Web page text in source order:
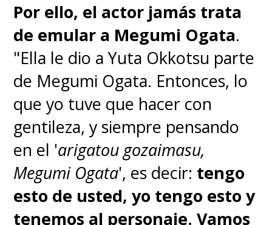
Por ello, el actor jamás trata
de emular a Megumi Ogata.
"Ella le dio a Yuta Okkotsu parte
de Megumi Ogata. Entonces, lo
que yo tuve que hacer con
gentileza, y siempre pensando
en el 'arigatou gozaimasu,
Megumi Ogata', es decir: tengo
esto de usted, yo tengo esto y
tenemos al personaje. Vamos